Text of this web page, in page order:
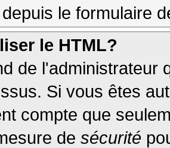
le formulaire
le HTML?
de l'administrateur
Si vous êtes
compte que
de sécurité